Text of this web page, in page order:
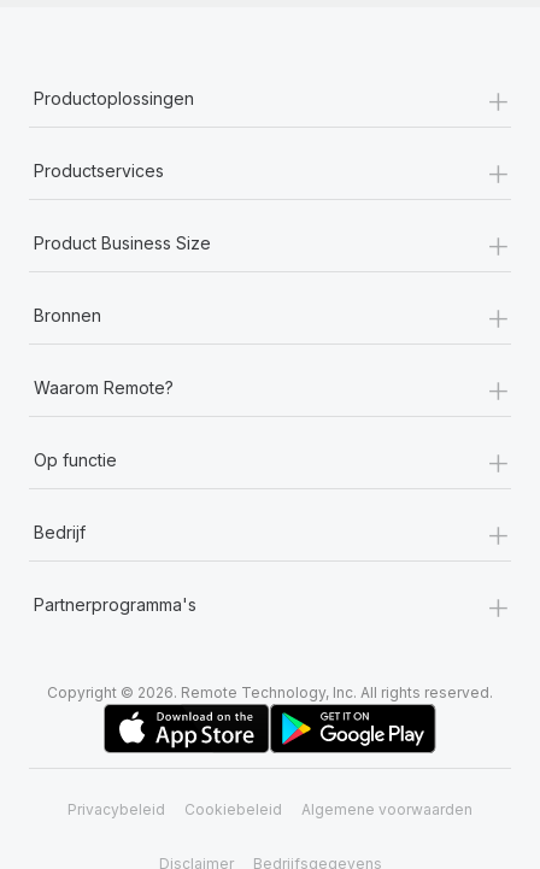
Productoplossingen +
Productservices +
Product Business Size +
Bronnen +
Waarom Remote? +
Op functie +
Bedrijf +
Partnerprogramma's +
Copyright © 2026. Remote Technology, Inc. All rights reserved.
Privacybeleid Cookiebeleid Algemene voorwaarden
Disclaimer Bedrijfsgegevens